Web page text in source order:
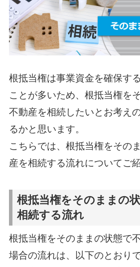
根抵当権は事業資金を確保す
ことが多いため、根抵当権を
不動産を相続したいとお考え
るかと思います。
こちらでは、根抵当権をその
産を相続する流れについてご
根抵当権をそのままの
相続する流れ
根抵当権をそのままの状態で
場合の流れは、以下のとおりで